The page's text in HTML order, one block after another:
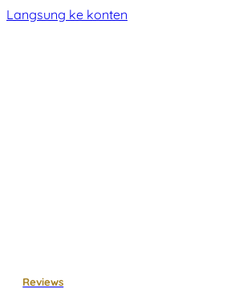
Langsung ke konten
Reviews